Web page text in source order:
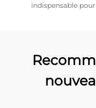
indispensable